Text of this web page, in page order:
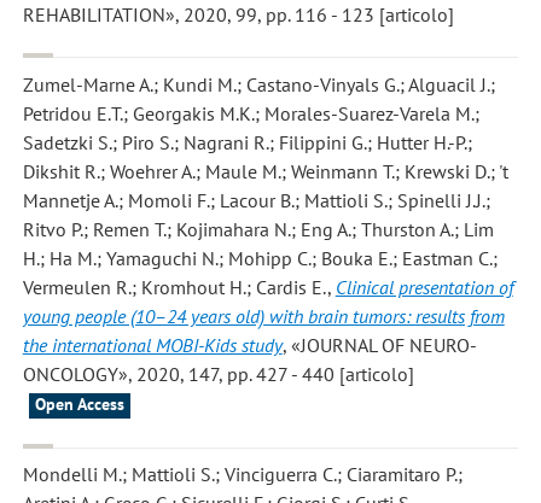
REHABILITATION», 2020, 99, pp. 116 - 123 [articolo]
Zumel-Marne A.; Kundi M.; Castano-Vinyals G.; Alguacil J.;
Petridou E.T.; Georgakis M.K.; Morales-Suarez-Varela M.;
Sadetzki S.; Piro S.; Nagrani R.; Filippini G.; Hutter H.-P.;
Dikshit R.; Woehrer A.; Maule M.; Weinmann T.; Krewski D.; 't
Mannetje A.; Momoli F.; Lacour B.; Mattioli S.; Spinelli J.J.;
Ritvo P.; Remen T.; Kojimahara N.; Eng A.; Thurston A.; Lim
H.; Ha M.; Yamaguchi N.; Mohipp C.; Bouka E.; Eastman C.;
Vermeulen R.; Kromhout H.; Cardis E., Clinical presentation of
young people (10–24 years old) with brain tumors: results from
the international MOBI-Kids study, «JOURNAL OF NEURO-
ONCOLOGY», 2020, 147, pp. 427 - 440 [articolo]
Open Access
Mondelli M.; Mattioli S.; Vinciguerra C.; Ciaramitaro P.;